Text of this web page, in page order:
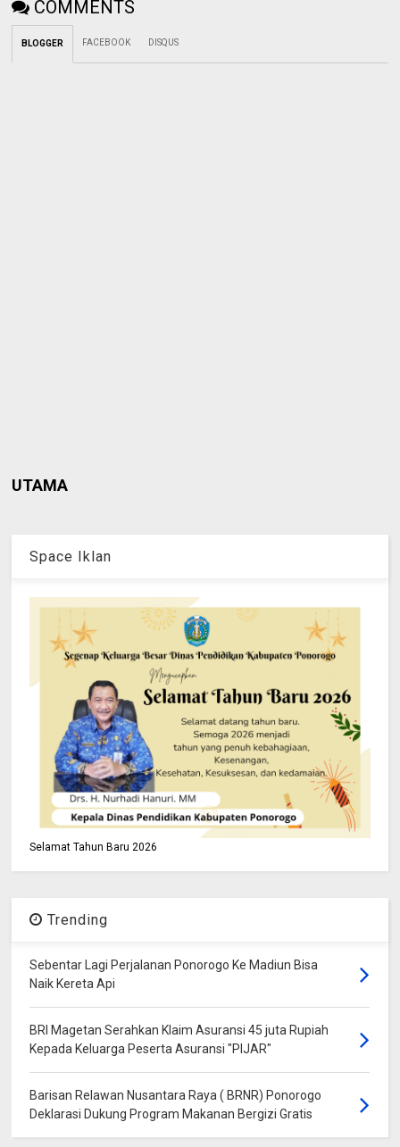
COMMENTS
BLOGGER FACEBOOK DISQUS
UTAMA
Space Iklan
Selamat Tahun Baru 2026
Trending
Sebentar Lagi Perjalanan Ponorogo Ke Madiun Bisa
Naik Kereta Api
BRI Magetan Serahkan Klaim Asuransi 45 juta Rupiah
Kepada Keluarga Peserta Asuransi "PIJAR"
Barisan Relawan Nusantara Raya ( BRNR) Ponorogo
Deklarasi Dukung Program Makanan Bergizi Gratis